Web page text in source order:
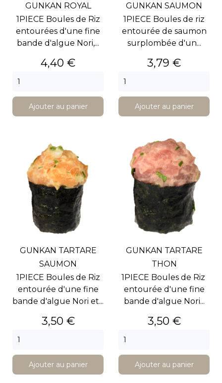
GUNKAN ROYAL
1PIECE Boules de Riz
entourées d'une fine
bande d'algue Nori,...
Prix
4,40 €
Ajouter au panier
GUNKAN SAUMON
1PIECE Boules de riz
entourée de saumon
surplombée d'un...
Prix
3,79 €
Ajouter au panier
GUNKAN TARTARE
SAUMON
1PIECE Boules de Riz
entourée d'une fine
bande d'algue Nori et...
Prix
3,50 €
Ajouter au panier
GUNKAN TARTARE
THON
1PIECE Boules de Riz
entourée d'une fine
bande d'algue Nori...
Prix
3,50 €
Ajouter au panier